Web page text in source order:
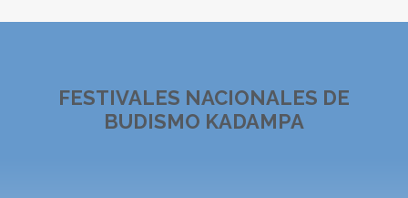
FESTIVALES NACIONALES DE
BUDISMO KADAMPA